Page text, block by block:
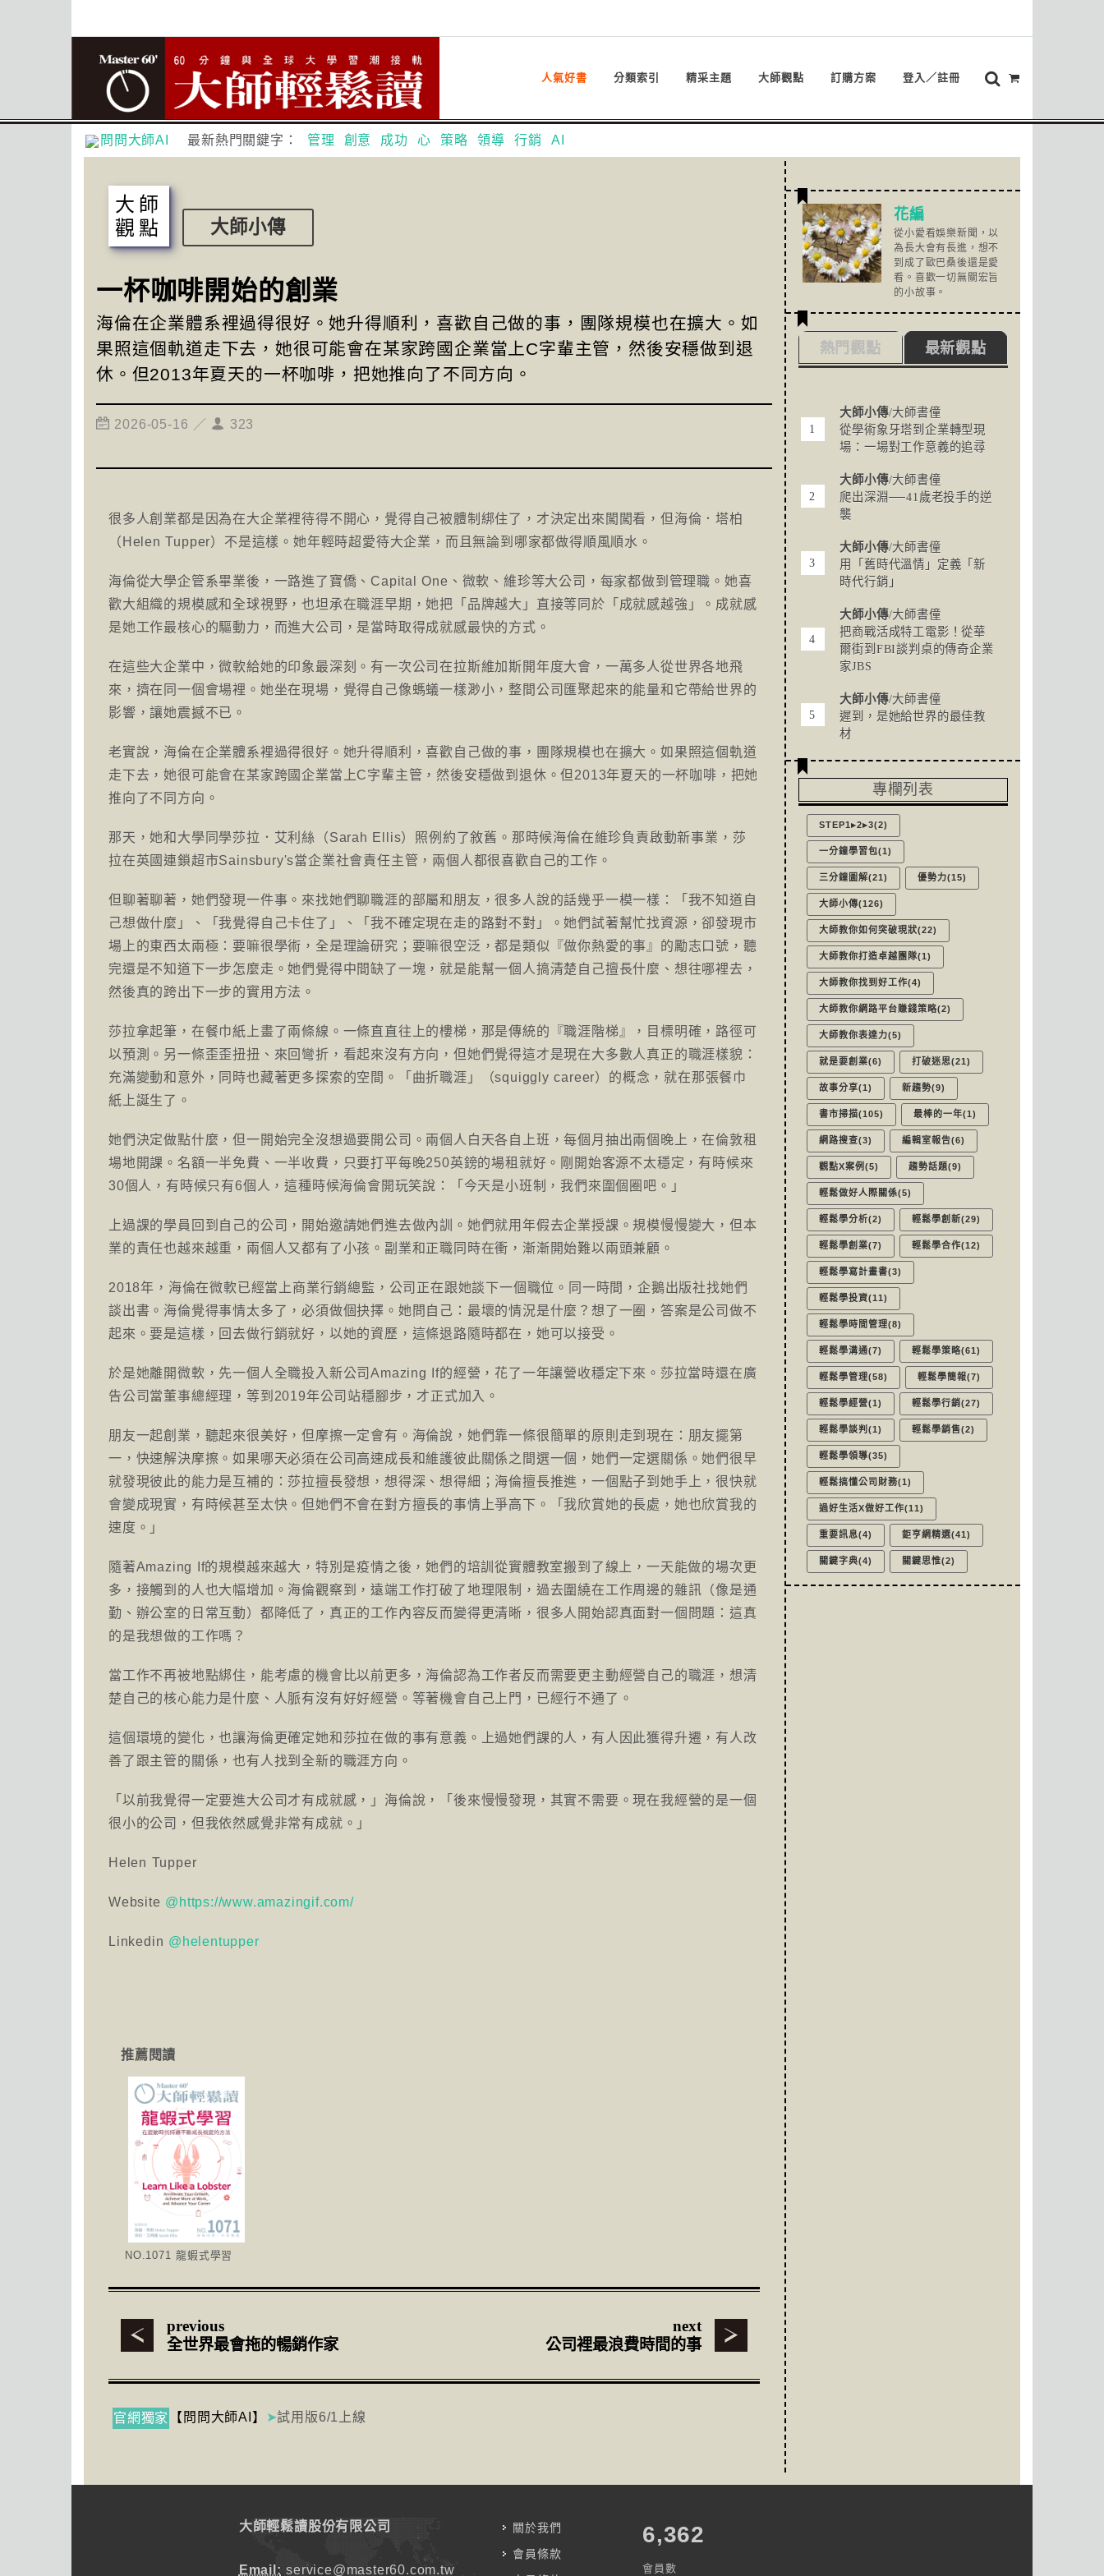
人氣好書 分類索引 精采主題 大師觀點 訂購方案 登入／註冊
問問大師AI 最新熱門關鍵字： 管理 創意 成功 心 策略 領導 行銷 AI
大師
觀點
大師小傳
一杯咖啡開始的創業
海倫在企業體系裡過得很好。她升得順利，喜歡自己做的事，團隊規模也在擴大。如
果照這個軌道走下去，她很可能會在某家跨國企業當上C字輩主管，然後安穩做到退
休。但2013年夏天的一杯咖啡，把她推向了不同方向。
2026-05-16 ／ 323
很多人創業都是因為在大企業裡待得不開心，覺得自己被體制綁住了，才決定出來闖闖看，但海倫．塔柏
（Helen Tupper）不是這樣。她年輕時超愛待大企業，而且無論到哪家都做得順風順水。
海倫從大學企管系畢業後，一路進了寶僑、Capital One、微軟、維珍等大公司，每家都做到管理職。她喜
歡大組織的規模感和全球視野，也坦承在職涯早期，她把「品牌越大」直接等同於「成就感越強」。成就感
是她工作最核心的驅動力，而進大公司，是當時取得成就感最快的方式。
在這些大企業中，微軟給她的印象最深刻。有一次公司在拉斯維加斯開年度大會，一萬多人從世界各地飛
來，擠在同一個會場裡。她坐在現場，覺得自己像螞蟻一樣渺小，整間公司匯聚起來的能量和它帶給世界的
影響，讓她震撼不已。
老實說，海倫在企業體系裡過得很好。她升得順利，喜歡自己做的事，團隊規模也在擴大。如果照這個軌道
走下去，她很可能會在某家跨國企業當上C字輩主管，然後安穩做到退休。但2013年夏天的一杯咖啡，把她
推向了不同方向。
那天，她和大學同學莎拉．艾利絲（Sarah Ellis）照例約了敘舊。那時候海倫在維珍負責啟動新事業，莎
拉在英國連鎖超市Sainsbury's當企業社會責任主管，兩個人都很喜歡自己的工作。
但聊著聊著，她們發現一件事。來找她們聊職涯的部屬和朋友，很多人說的話幾乎一模一樣：「我不知道自
己想做什麼」、「我覺得自己卡住了」、「我不確定現在走的路對不對」。她們試著幫忙找資源，卻發現市
場上的東西太兩極：要嘛很學術，全是理論研究；要嘛很空泛，都是類似『做你熱愛的事』的勵志口號，聽
完還是不知道下一步怎麼走。她們覺得中間缺了一塊，就是能幫一個人搞清楚自己擅長什麼、想往哪裡去，
然後真的跨出下一步的實用方法。
莎拉拿起筆，在餐巾紙上畫了兩條線。一條直直往上的樓梯，那是傳統的『職涯階梯』，目標明確，路徑可
以預測。另一條歪歪扭扭、來回彎折，看起來沒有方向，但她們覺得這才是現在大多數人真正的職涯樣貌：
充滿變動和意外，同時也藏著更多探索的空間。「曲折職涯」（squiggly career）的概念，就在那張餐巾
紙上誕生了。
她們決定做點什麼，但一開始完全沒想過要開公司。兩個人白天各自上班，每個月抽出兩個晚上，在倫敦租
場地開課。名額一半免費、一半收費，只要打平每晚250英鎊的場租就好。剛開始客源不太穩定，有時候來
30個人，有時候只有6個人，這種時候海倫會開玩笑說：「今天是小班制，我們來圍個圈吧。」
上過課的學員回到自己的公司，開始邀請她們進去做內訓。她們就用年假去企業授課。規模慢慢變大，但本
業的責任也越來越重，兩個人又都有了小孩。副業和正職同時在衝，漸漸開始難以兩頭兼顧。
2018年，海倫在微軟已經當上商業行銷總監，公司正在跟她談下一個職位。同一時間，企鵝出版社找她們
談出書。海倫覺得事情太多了，必須做個抉擇。她問自己：最壞的情況是什麼？想了一圈，答案是公司做不
起來。要是這樣，回去做行銷就好，以她的資歷，這條退路隨時都在，她可以接受。
於是她離開微軟，先一個人全職投入新公司Amazing If的經營，花了一年讓營收穩定下來。莎拉當時還在廣
告公司當董事總經理，等到2019年公司站穩腳步，才正式加入。
朋友一起創業，聽起來很美好，但摩擦一定會有。海倫說，她們靠一條很簡單的原則走到現在：朋友擺第
一，快速解決摩擦。如果哪天必須在公司高速成長和維護彼此關係之間選一個，她們一定選關係。她們很早
就發現彼此的能力是互補的：莎拉擅長發想，想得深、想得細；海倫擅長推進，一個點子到她手上，很快就
會變成現實，有時候甚至太快。但她們不會在對方擅長的事情上爭高下。「我欣賞她的長處，她也欣賞我的
速度。」
隨著Amazing If的規模越來越大，特別是疫情之後，她們的培訓從實體教室搬到了線上，一天能做的場次更
多，接觸到的人也大幅增加。海倫觀察到，遠端工作打破了地理限制，過去圍繞在工作周邊的雜訊（像是通
勤、辦公室的日常互動）都降低了，真正的工作內容反而變得更清晰，很多人開始認真面對一個問題：這真
的是我想做的工作嗎？
當工作不再被地點綁住，能考慮的機會比以前更多，海倫認為工作者反而需要更主動經營自己的職涯，想清
楚自己的核心能力是什麼、人脈有沒有好好經營。等著機會自己上門，已經行不通了。
這個環境的變化，也讓海倫更確定她和莎拉在做的事有意義。上過她們課的人，有人因此獲得升遷，有人改
善了跟主管的關係，也有人找到全新的職涯方向。
「以前我覺得一定要進大公司才有成就感，」海倫說，「後來慢慢發現，其實不需要。現在我經營的是一個
很小的公司，但我依然感覺非常有成就。」
Helen Tupper
Website @https://www.amazingif.com/
Linkedin @helentupper
推薦閱讀
NO.1071 龍蝦式學習
previous
全世界最會拖的暢銷作家
next
公司裡最浪費時間的事
官網獨家 【問問大師AI】 ➤試用版6/1上線
花編
從小愛看娛樂新聞，以
為長大會有長進，想不
到成了歐巴桑後還是愛
看。喜歡一切無關宏旨
的小故事。
最新觀點
熱門觀點
大師小傳/大師書僮
從學術象牙塔到企業轉型現
場：一場對工作意義的追尋
大師小傳/大師書僮
爬出深淵──41歲老投手的逆
襲
大師小傳/大師書僮
用「舊時代溫情」定義「新
時代行銷」
大師小傳/大師書僮
把商戰活成特工電影！從華
爾街到FBI談判桌的傳奇企業
家JBS
大師小傳/大師書僮
遲到，是她給世界的最佳教
材
專欄列表
STEP1▸2▸3(2)
一分鐘學習包(1)
三分鐘圖解(21) 優勢力(15)
大師小傳(126)
大師教你如何突破現狀(22)
大師教你打造卓越團隊(1)
大師教你找到好工作(4)
大師教你網路平台賺錢策略(2)
大師教你表達力(5)
就是要創業(6) 打破迷思(21)
故事分享(1) 新趨勢(9)
書市掃描(105) 最棒的一年(1)
網路搜查(3) 編輯室報告(6)
觀點X案例(5) 趨勢話題(9)
輕鬆做好人際關係(5)
輕鬆學分析(2) 輕鬆學創新(29)
輕鬆學創業(7) 輕鬆學合作(12)
輕鬆學寫計畫書(3)
輕鬆學投資(11)
輕鬆學時間管理(8)
輕鬆學溝通(7) 輕鬆學策略(61)
輕鬆學管理(58) 輕鬆學簡報(7)
輕鬆學經營(1) 輕鬆學行銷(27)
輕鬆學談判(1) 輕鬆學銷售(2)
輕鬆學領導(35)
輕鬆搞懂公司財務(1)
過好生活X做好工作(11)
重要訊息(4) 鉅亨網精選(41)
關鍵字典(4) 關鍵思惟(2)
大師輕鬆讀股份有限公司
Email: service@master60.com.tw
關於我們
會員條款
7,787
會員數